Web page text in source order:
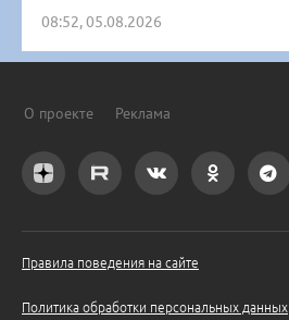
08:52, 05.08.2026
О проекте Реклама
Правила поведения на сайте
Политика обработки персональных данных